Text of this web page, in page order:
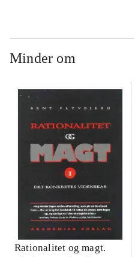
Minder om
Rationalitet og magt.